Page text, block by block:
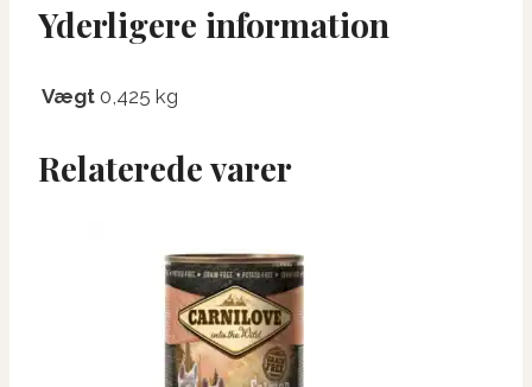
Yderligere information
Vægt 0,425 kg
Relaterede varer